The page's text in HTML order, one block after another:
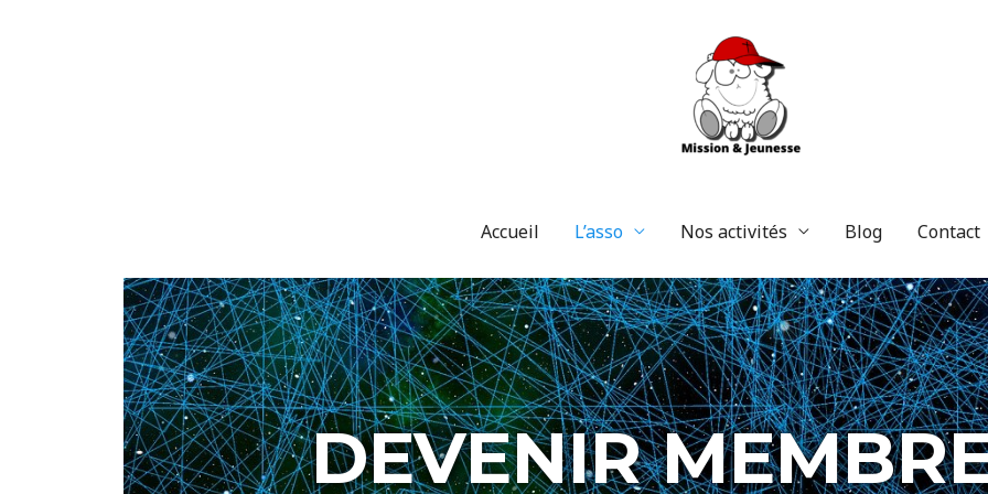
Accueil L’asso Nos activités Blog Contact
DEVENIR